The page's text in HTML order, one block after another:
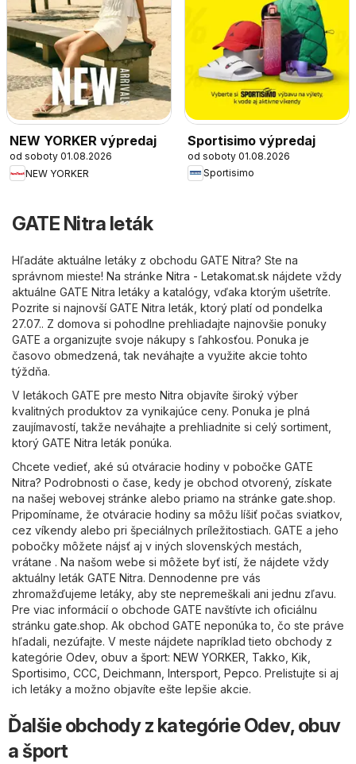
NEW YORKER výpredaj
od soboty 01.08.2026
NEW YORKER
Sportisimo výpredaj
od soboty 01.08.2026
Sportisimo
GATE Nitra leták
Hľadáte aktuálne letáky z obchodu GATE Nitra? Ste na
správnom mieste! Na stránke Nitra - Letakomat.sk nájdete vždy
aktuálne GATE Nitra letáky a katalógy, vďaka ktorým ušetríte.
Pozrite si najnovší GATE Nitra leták, ktorý platí od pondelka
27.07.. Z domova si pohodlne prehliadajte najnovšie ponuky
GATE a organizujte svoje nákupy s ľahkosťou. Ponuka je
časovo obmedzená, tak neváhajte a využite akcie tohto
týždňa.
V letákoch GATE pre mesto Nitra objavíte široký výber
kvalitných produktov za vynikajúce ceny. Ponuka je plná
zaujímavostí, takže neváhajte a prehliadnite si celý sortiment,
ktorý GATE Nitra leták ponúka.
Chcete vedieť, aké sú otváracie hodiny v pobočke GATE
Nitra? Podrobnosti o čase, kedy je obchod otvorený, získate
na našej webovej stránke alebo priamo na stránke gate.shop.
Pripomíname, že otváracie hodiny sa môžu líšiť počas sviatkov,
cez víkendy alebo pri špeciálnych príležitostiach. GATE a jeho
pobočky môžete nájsť aj v iných slovenských mestách,
vrátane . Na našom webe si môžete byť istí, že nájdete vždy
aktuálny leták GATE Nitra. Dennodenne pre vás
zhromažďujeme letáky, aby ste nepremeškali ani jednu zľavu.
Pre viac informácií o obchode GATE navštívte ich oficiálnu
stránku gate.shop. Ak obchod GATE neponúka to, čo ste práve
hľadali, nezúfajte. V meste nájdete napríklad tieto obchody z
kategórie Odev, obuv a šport: NEW YORKER, Takko, Kik,
Sportisimo, CCC, Deichmann, Intersport, Pepco. Prelistujte si aj
ich letáky a možno objavíte ešte lepšie akcie.
Ďalšie obchody z kategórie Odev, obuv
a šport